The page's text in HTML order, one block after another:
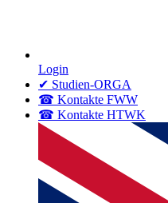
Login
✔ Studien-ORGA
☎ Kontakte FWW
☎ Kontakte HTWK